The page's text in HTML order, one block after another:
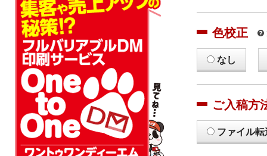
色校正
なし
ご入稿方
ファイル